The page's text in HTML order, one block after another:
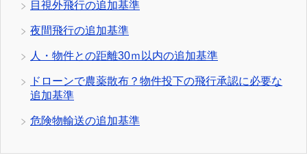
目視外飛行の追加基準
夜間飛行の追加基準
人・物件との距離30ｍ以内の追加基準
ドローンで農薬散布？物件投下の飛行承認に必要な
追加基準
危険物輸送の追加基準